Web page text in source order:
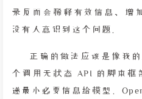
录反而会稀释有效信息、增
没有人意识到这个问题。
正确的做法应该是像我
个调用无状态 API 的脚本框
递最小必要信息给模型。